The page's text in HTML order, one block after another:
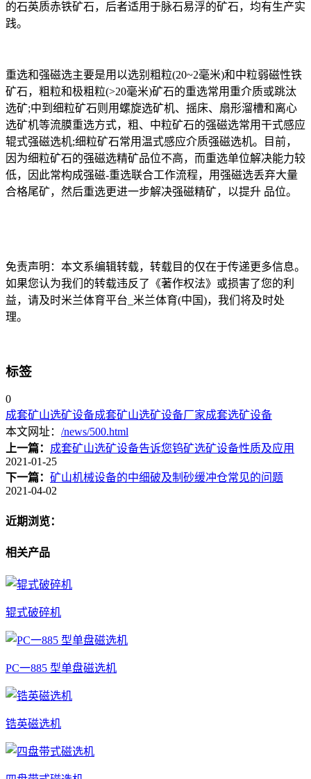
的石英质赤铁矿石，后者适用于脉石易浮的矿石，均有生产实
践。
重选和强磁选主要是用以选别粗粒(20~2毫米)和中粒弱磁性铁
矿石，粗粒和极粗粒(>20毫米)矿石的重选常用重介质或跳汰
选矿;中到细粒矿石则用螺旋选矿机、摇床、扇形溜槽和离心
选矿机等流膜重选方式，粗、中粒矿石的强磁选常用干式感应
辊式强磁选机;细粒矿石常用温式感应介质强磁选机。目前，
因为细粒矿石的强磁选精矿品位不高，而重选单位解决能力较
低，因此常构成强磁-重选联合工作流程，用强磁选丢弃大量
合格尾矿，然后重选更进一步解决强磁精矿，以提升 品位。
免责声明：本文系编辑转载，转载目的仅在于传递更多信息。
如果您认为我们的转载违反了《著作权法》或损害了您的利
益，请及时米兰体育平台_米兰体育(中国)，我们将及时处
理。
标签
0
成套矿山选矿设备成套矿山选矿设备厂家成套选矿设备
本文网址： /news/500.html
上一篇： 成套矿山选矿设备告诉您钨矿选矿设备性质及应用
2021-01-25
下一篇： 矿山机械设备的中细破及制砂缓冲仓常见的问题
2021-04-02
近期浏览：
相关产品
辊式破碎机
PC一885 型单盘磁选机
锆英磁选机